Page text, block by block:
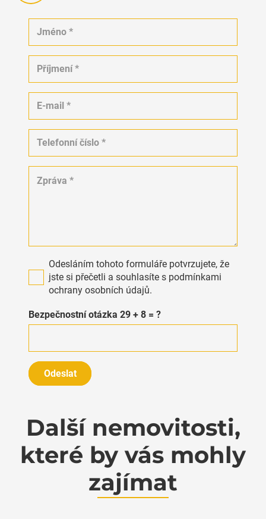
Odesláním tohoto formuláře potvrzujete, že
jste si přečetli a souhlasíte s podmínkami
ochrany osobních údajů.
Bezpečnostní otázka 29 + 8 = ?
Odeslat
Další nemovitosti,
které by vás mohly
zajímat